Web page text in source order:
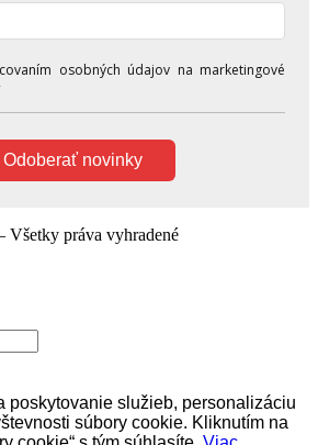
osobných údajov na marketingové
Odoberať novinky
Všetky práva vyhradené
poskytovanie služieb, personalizáciu
súbory cookie. Kliknutím na